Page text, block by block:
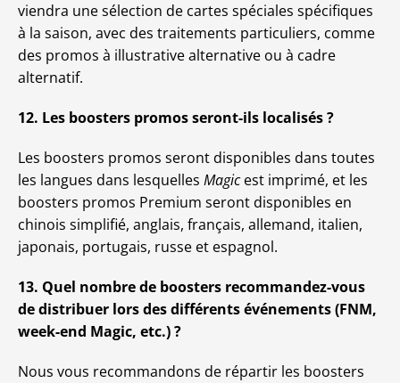
viendra une sélection de cartes spéciales spécifiques
à la saison, avec des traitements particuliers, comme
des promos à illustrative alternative ou à cadre
alternatif.
12. Les boosters promos seront-ils localisés ?
Les boosters promos seront disponibles dans toutes
les langues dans lesquelles Magicest imprimé, et les
boosters promos Premium seront disponibles en
chinois simplifié, anglais, français, allemand, italien,
japonais, portugais, russe et espagnol.
13. Quel nombre de boosters recommandez-vous
de distribuer lors des différents événements (FNM,
week-end Magic, etc.) ?
Nous vous recommandons de répartir les boosters